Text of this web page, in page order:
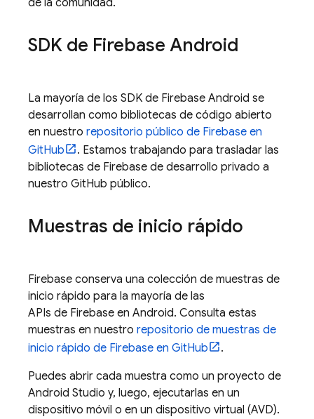
de la comunidad.
SDK de Firebase Android
La mayoría de los SDK de Firebase Android se
desarrollan como bibliotecas de código abierto
en nuestro repositorio público de Firebase en
GitHub
. Estamos trabajando para trasladar las
bibliotecas de Firebase de desarrollo privado a
nuestro GitHub público.
Muestras de inicio rápido
Firebase conserva una colección de muestras de
inicio rápido para la mayoría de las
APIs de Firebase en Android. Consulta estas
muestras en nuestro repositorio de muestras de
inicio rápido de Firebase en GitHub
.
Puedes abrir cada muestra como un proyecto de
Android Studio y, luego, ejecutarlas en un
dispositivo móvil o en un dispositivo virtual (AVD).